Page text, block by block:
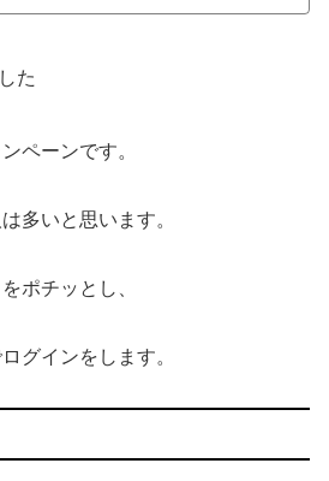
た
ペーンです。
多いと思います。
をポチッとし、
グインをします。